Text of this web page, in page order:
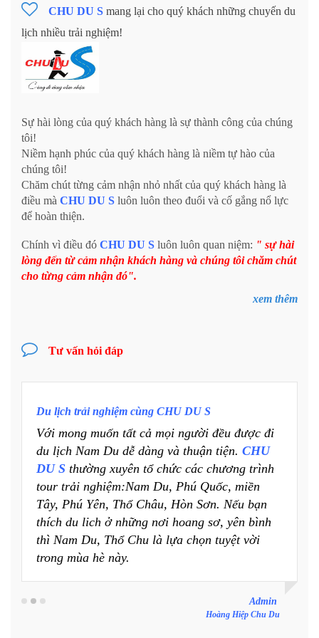
CHU DU S mang lại cho quý khách những chuyến du
lịch nhiều trải nghiệm!
Sự hài lòng của quý khách hàng là sự thành công của chúng
tôi!
Niềm hạnh phúc của quý khách hàng là niềm tự hào của
chúng tôi!
Chăm chút từng cảm nhận nhỏ nhất của quý khách hàng là
điều mà CHU DU S luôn luôn theo đuổi và cố gắng nổ lực
để hoàn thiện.
Chính vì điều đó CHU DU S luôn luôn quan niệm: " sự hài
lòng đến từ cảm nhận khách hàng và chúng tôi chăm chút
cho từng cảm nhận đó".
xem thêm
Tư vấn hỏi đáp
Du lịch trải nghiệm cùng CHU DU S
Với mong muốn tất cả mọi người đều được đi
du lịch Nam Du dễ dàng và thuận tiện. CHU
DU S thường xuyên tổ chức các chương trình
tour trải nghiệm:Nam Du, Phú Quốc, miền
Tây, Phú Yên, Thổ Châu, Hòn Sơn. Nếu bạn
thích du lich ở những nơi hoang sơ, yên bình
thì Nam Du, Thổ Chu là lựa chọn tuyệt vời
trong mùa hè này.
Admin
Hoàng Hiệp Chu Du